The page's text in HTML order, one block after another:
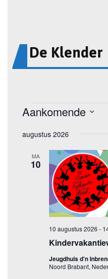
De Klender